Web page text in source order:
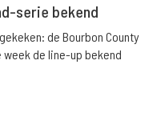
serie bekend
de Bourbon County
de line-up bekend